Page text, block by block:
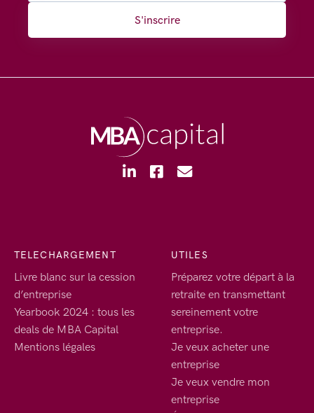
S'inscrire
TELECHARGEMENT
Livre blanc sur la cession
d’entreprise
Yearbook 2024 : tous les
deals de MBA Capital
Mentions légales
UTILES
Préparez votre départ à la
retraite en transmettant
sereinement votre
entreprise.
Je veux acheter une
entreprise
Je veux vendre mon
entreprise